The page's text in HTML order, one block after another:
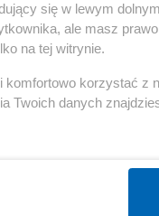
się w lewym
ale masz
na tej witrynie.
komfortowo korzystać z
Twoich danych